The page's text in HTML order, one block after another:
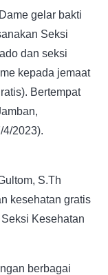
gelar bakti
Seksi
dan seksi
kepada jemaat
Bertempat
2023).
S.Th
kesehatan gratis
Kesehatan
berbagai